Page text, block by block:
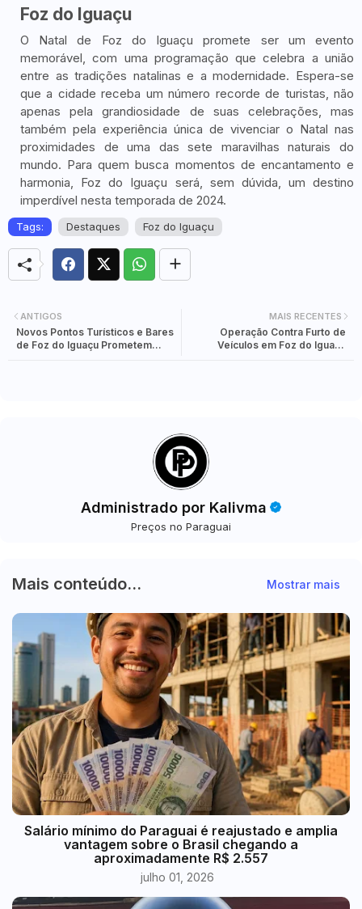
Foz do Iguaçu
O Natal de Foz do Iguaçu promete ser um evento
memorável, com uma programação que celebra a união
entre as tradições natalinas e a modernidade. Espera-se
que a cidade receba um número recorde de turistas, não
apenas pela grandiosidade de suas celebrações, mas
também pela experiência única de vivenciar o Natal nas
proximidades de uma das sete maravilhas naturais do
mundo. Para quem busca momentos de encantamento e
harmonia, Foz do Iguaçu será, sem dúvida, um destino
imperdível nesta temporada de 2024.
Tags: Destaques Foz do Iguaçu
MAIS RECENTES
Operação Contra Furto de
Veículos em Foz do Iguaçu
ANTIGOS
Novos Pontos Turísticos e Bares
de Foz do Iguaçu Prometem
Administrado por Kalivma
Preços no Paraguai
Mais conteúdo... Mostrar mais
​Salário mínimo do Paraguai é reajustado e amplia
vantagem sobre o Brasil chegando a
aproximadamente R$ 2.557
julho 01, 2026